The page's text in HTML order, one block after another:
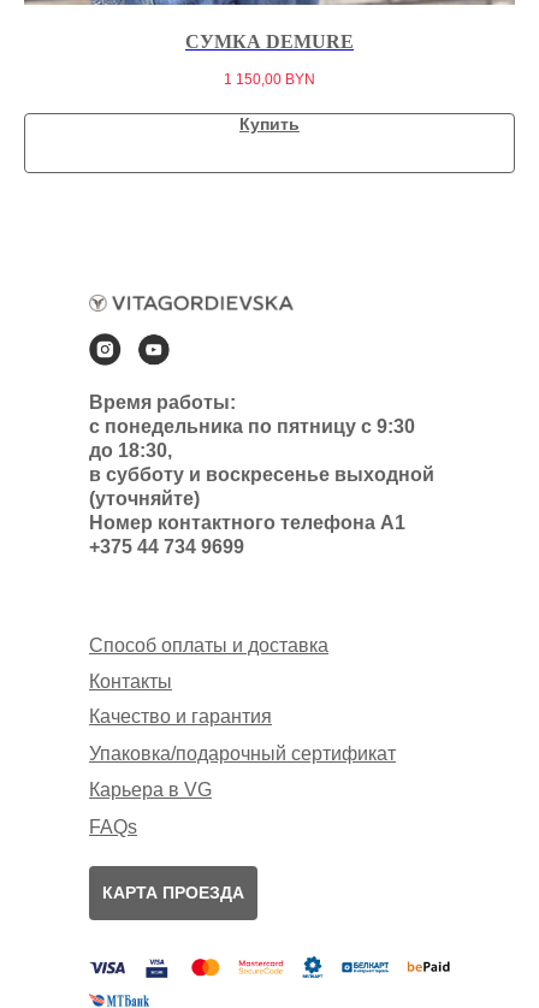
СУМКА DEMURE
1 150,00 BYN
Купить
Время работы:
с понедельника по пятницу с 9:30
до 18:30,
в субботу и воскресенье выходной
(уточняйте)
Номер контактного телефона А1
+375 44 734 9699
Способ оплаты и доставка
Контакты
КАРТА ПРОЕЗДА
Упаковка/подарочный сертификат
FAQs
Карьера в VG
Качество и гарантия